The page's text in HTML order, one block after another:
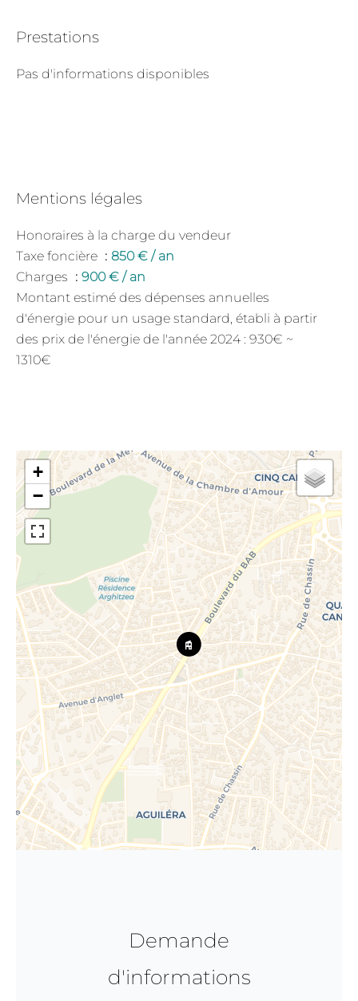
Prestations
Pas d'informations disponibles
Mentions légales
Honoraires à la charge du vendeur
Taxe foncière
850 € / an
Charges
900 € / an
Montant estimé des dépenses annuelles
d'énergie pour un usage standard, établi à partir
des prix de l'énergie de l'année 2024 : 930€ ~
1310€
+
−
Demande
d'informations